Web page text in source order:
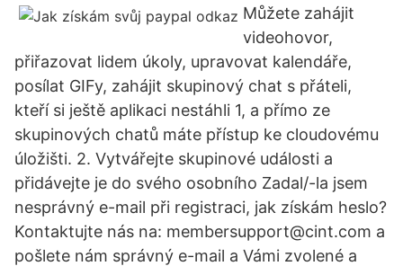
Můžete zahájit
videohovor,
přiřazovat lidem úkoly, upravovat kalendáře,
posílat GIFy, zahájit skupinový chat s přáteli,
kteří si ještě aplikaci nestáhli 1, a přímo ze
skupinových chatů máte přístup ke cloudovému
úložišti. 2. Vytvářejte skupinové události a
přidávejte je do svého osobního Zadal/-la jsem
nesprávný e-mail při registraci, jak získám heslo?
Kontaktujte nás na: membersupport@cint.com a
pošlete nám správný e-mail a Vámi zvolené a